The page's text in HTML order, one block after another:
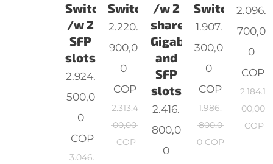
Switch
/w 2
SFP
slots
2.924.
500,0
0
COP
3.046.
Switch
2.220.
900,0
0
COP
2.313.4
00,00
COP
/w 2
shared
Gigabit
and
SFP
slots
2.416.
800,0
0
Switch
1.907.
300,0
0
COP
1.986.
800,0
0COP
2.096.
700,0
0
COP
2.184.1
00,00
COP